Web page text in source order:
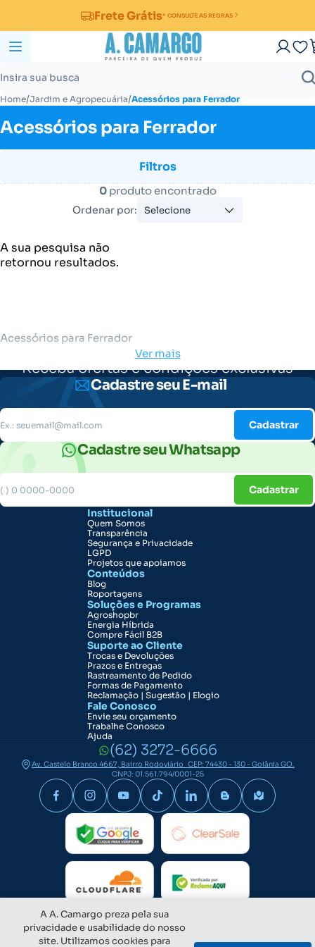
Frete Grátis* CONSULTE AS REGRAS
Home/Jardim e Agropecuária/Acessórios para Ferrador
Acessórios para Ferrador
Filtros
0produto encontrado
Ordenar por: Selecione
A sua pesquisa não
retornou resultados.
Acessórios para Ferrador
Ver mais
Receba ofertas e condições exclusivas
Cadastre seu E-mail
Cadastrar
Cadastre seu Whatsapp
Cadastrar
Institucional
Quem Somos
Transparência
Segurança e Privacidade
LGPD
Projetos que apoiamos
Conteúdos
Blog
Roportagens
Soluções e Programas
Agroshopbr
Energia Híbrida
Compre Fácil B2B
Suporte ao Cliente
Trocas e Devoluções
Prazos e Entregas
Rastreamento de Pedido
Formas de Pagamento
Reclamação | Sugestão | Elogio
Fale Conosco
Envie seu orçamento
Trabalhe Conosco
Ajuda
(62) 3272-6666
Av. Castelo Branco 4667, Bairro Rodoviário CEP: 74430 - 130 - Goiânia GO.
CNPJ: 01.561.794/0001-25
A A. Camargo preza pela sua
privacidade e usabilidade do nosso
site. Utilizamos cookies para